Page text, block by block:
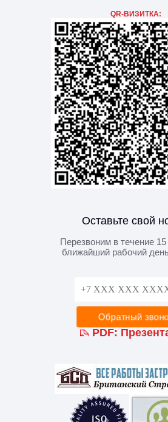
QR-ВИЗИТКА:
Оставьте свой
Перезвоним в течение
ближайший рабочий
PDF: